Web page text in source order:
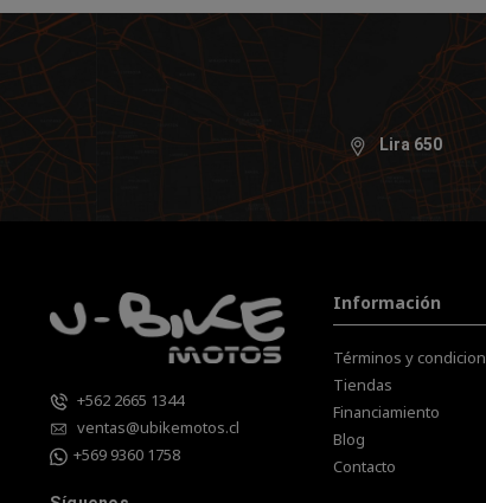
Lira 650
+562 2665 1344
ventas@ubikemotos.cl
+569 9360 1758
Información
Términos y
Tiendas
Financiamiento
Blog
Contacto